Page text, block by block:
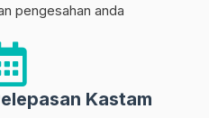
pengesahan anda
Kastam